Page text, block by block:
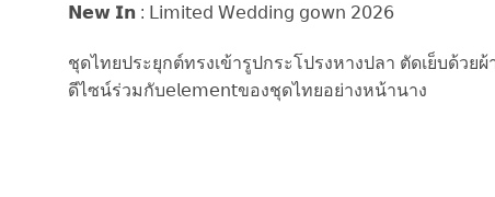
𝗡𝗲𝘄 𝗜𝗻 : 𝖫𝗂𝗆𝗂𝗍𝖾𝖽 𝖶𝖾𝖽𝖽𝗂𝗇𝗀 𝗀𝗈𝗐𝗇 𝟤𝟢𝟤𝟨
ชุดไทยประยุกต์ทรงเข้ารูปกระโปรงหางปลา ตัดเย็บด้วย
ดีไซน์ร่วมกับ𝖾𝗅𝖾𝗆𝖾𝗇𝗍ของชุดไทยอย่างหน้านาง